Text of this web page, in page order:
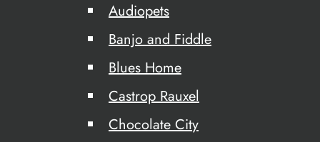
Audiopets
Banjo and Fiddle
Blues Home
Castrop Rauxel
Chocolate City